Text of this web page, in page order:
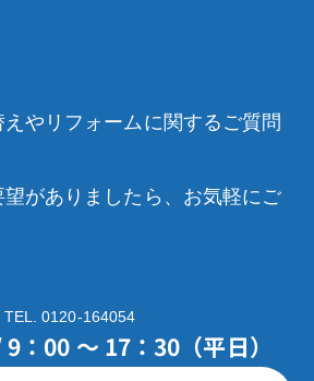
やリフォームに関するご質問
がありましたら、お気軽にご
TEL. 0120-164054
：00 ～ 17：30（平日）